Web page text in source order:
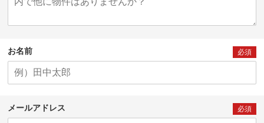
お名前 必須
メールアドレス 必須